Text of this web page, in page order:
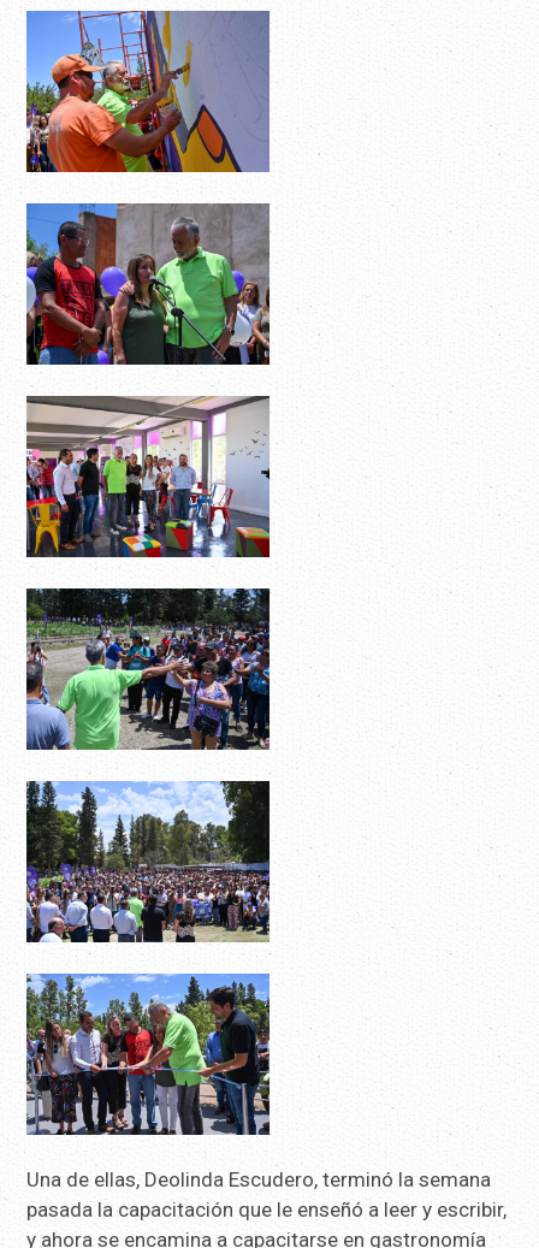
Una de ellas, Deolinda Escudero, terminó la semana
pasada la capacitación que le enseñó a leer y escribir,
y ahora se encamina a capacitarse en gastronomía